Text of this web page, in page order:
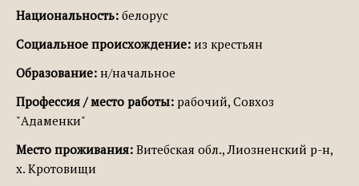
Национальность: белорус
Социальное происхождение: из крестьян
Образование: н/начальное
Профессия / место работы: рабочий, Совхоз
"Адаменки"
Место проживания: Витебская обл., Лиозненский р-н,
х. Кротовищи